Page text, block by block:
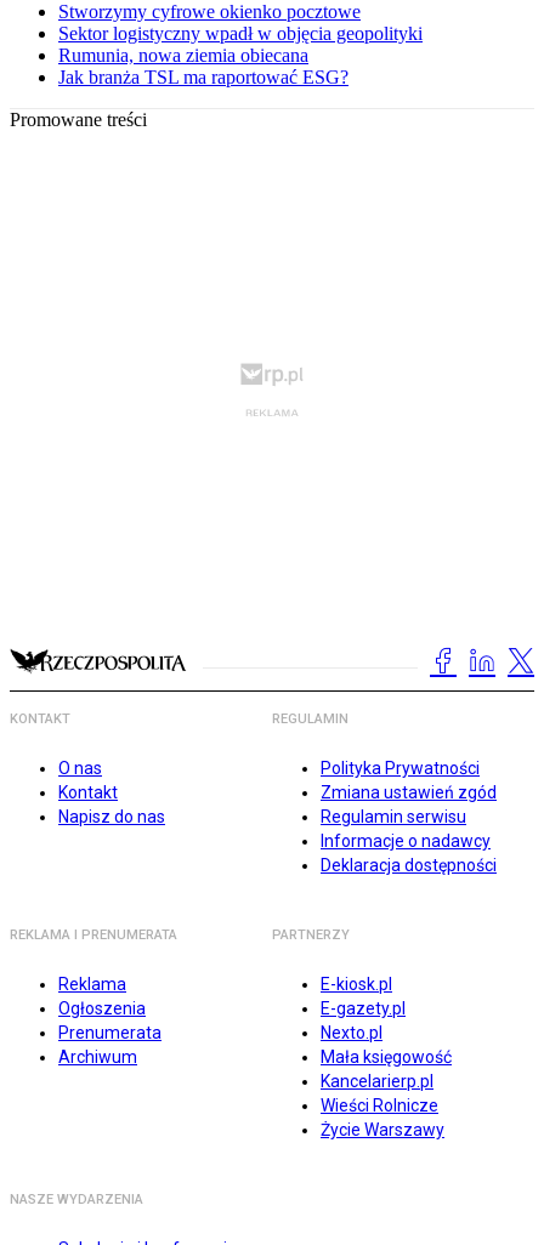
Stworzymy cyfrowe okienko pocztowe
Sektor logistyczny wpadł w objęcia geopolityki
Rumunia, nowa ziemia obiecana
Jak branża TSL ma raportować ESG?
Promowane treści
KONTAKT
O nas
Kontakt
Napisz do nas
REGULAMIN
Polityka Prywatności
Zmiana ustawień zgód
Regulamin serwisu
Informacje o nadawcy
Deklaracja dostępności
REKLAMA I PRENUMERATA
Reklama
Ogłoszenia
Prenumerata
Archiwum
PARTNERZY
E-kiosk.pl
E-gazety.pl
Nexto.pl
Mała księgowość
Kancelarierp.pl
Wieści Rolnicze
Życie Warszawy
NASZE WYDARZENIA